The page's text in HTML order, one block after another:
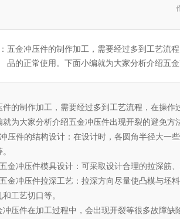
五金冲压件的制作加工，需要经过多到工艺流
品的正常使用。下面小编就为大家分析介绍五
件的制作加工，需要经过多到工艺流程，在操
就为大家分析介绍五金冲压件出现开裂的避免方
压件的结构设计：在设计时，各圆角半径大一
冲压件模具设计：可采取设计合理的拉深筋、
冲压件拉深工艺：拉深方向尽量使凸模与坯料
工艺切口等。
件在加工过程中，会出现开裂等很多故障缺